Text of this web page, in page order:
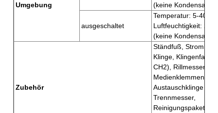
Umgebung
(keine
ausgeschaltet
Temperatur: 5-40 °C,
Luftfeuchtigkeit: 20-
(keine
Zubehör
Ständfuß,
Klinge,
CH2), Rillmesser
Medienklemmen,
Austauschklinge für
Trennmesser,
Reinigungspaket,